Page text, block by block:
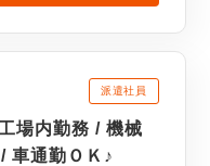
派遣社員
場内勤務 / 機械
車通勤ＯＫ♪